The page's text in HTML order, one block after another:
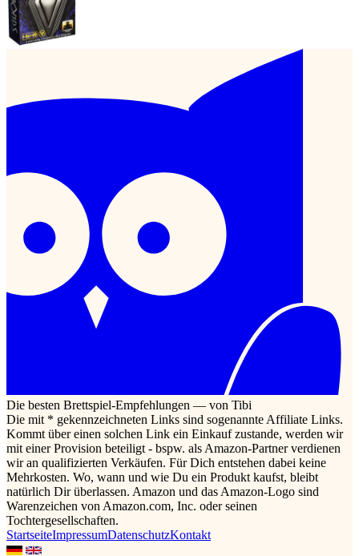
Die besten Brettspiel-Empfehlungen — von Tibi
Die mit * gekennzeichneten Links sind sogenannte Affiliate Links.
Kommt über einen solchen Link ein Einkauf zustande, werden wir
mit einer Provision beteiligt - bspw. als Amazon-Partner verdienen
wir an qualifizierten Verkäufen. Für Dich entstehen dabei keine
Mehrkosten. Wo, wann und wie Du ein Produkt kaufst, bleibt
natürlich Dir überlassen. Amazon und das Amazon-Logo sind
Warenzeichen von Amazon.com, Inc. oder seinen
Tochtergesellschaften.
StartseiteImpressumDatenschutzKontakt